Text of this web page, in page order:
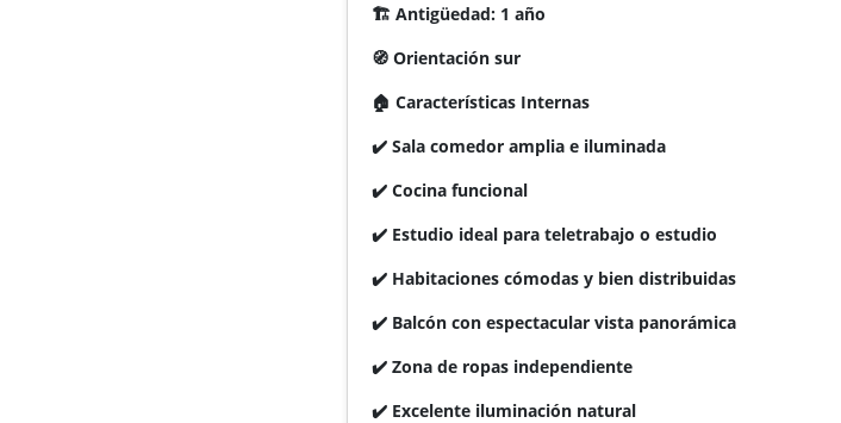
🏗️ Antigüedad: 1 año
🧭 Orientación sur
🏠 Características Internas
✔️ Sala comedor amplia e iluminada
✔️ Cocina funcional
✔️ Estudio ideal para teletrabajo o estudio
✔️ Habitaciones cómodas y bien distribuidas
✔️ Balcón con espectacular vista panorámica
✔️ Zona de ropas independiente
✔️ Excelente iluminación natural